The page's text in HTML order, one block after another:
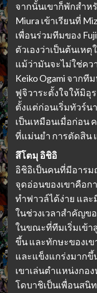
จากนั้นเขาก็พักสำห
Miura เข้าเรียนที่
เพื่อนร่วมทีมของ
ตัวเองว่าเป็นต้นเหตุ
แม้ว่ามันจะไม่ใช่คว
Keiko Ogami จากที
ฟูจิวาระตั้งใจให้มิอุ
ตั้งแต่ก่อนเริ่มทัวร์น
เป็นเหมือนเมื่อก่อน
ที่แม่นยำ การตัดสิน
สึโตมุ อิชิอิ
อิชิอิเป็นคนที่มีอารม
จุดอ่อนของเขาคือก
ทำฟาวล์ได้ง่าย แล
ในช่วงเวลาสำคัญข
ในขณะที่ทีมเริ่มเข้า
ขึ้น และทักษะของเ
และแข็งแกร่งมากขึ้
เขาเล่นตำแหน่งกอ
โดบาชิเป็นเพื่อนสนิ